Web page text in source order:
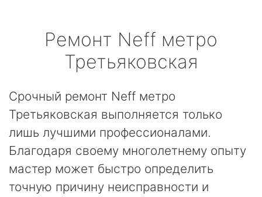
Ремонт Neff метро
Третьяковская
Срочный ремонт Neff метро
Третьяковская выполняется только
лишь лучшими профессионалами.
Благодаря своему многолетнему опыту
мастер может быстро определить
точную причину неисправности и